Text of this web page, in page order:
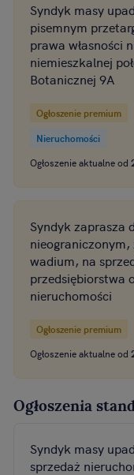
Syndyk masy
pisemnym
prawa własności
niemieszkalnej
Botanicznej 9A
Ogłoszenie premium
Nieruchomości
Ogłoszenie aktualne od
Syndyk zaprasza
wadium, na
przedsiębiorstwa
nieruchomości
Ogłoszenie premium
Ogłoszenie aktualne od
Ogłoszenia
Syndyk masy
sprzedaż